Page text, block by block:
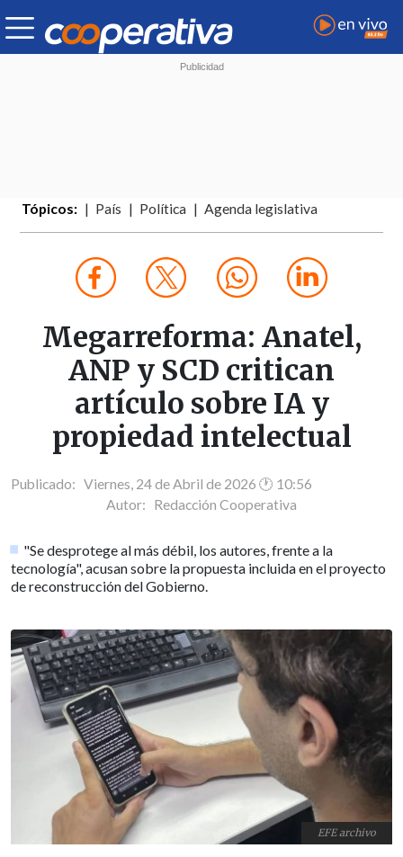
Tópicos: País Política Agenda legislativa
Megarreforma: Anatel,
ANP y SCD critican
artículo sobre IA y
propiedad intelectual
Publicado: Viernes, 24 de Abril de 2026 🕐 10:56
Autor: Redacción Cooperativa
"Se desprotege al más débil, los autores, frente a la
tecnología", acusan sobre la propuesta incluida en el proyecto
de reconstrucción del Gobierno.
EFE archivo